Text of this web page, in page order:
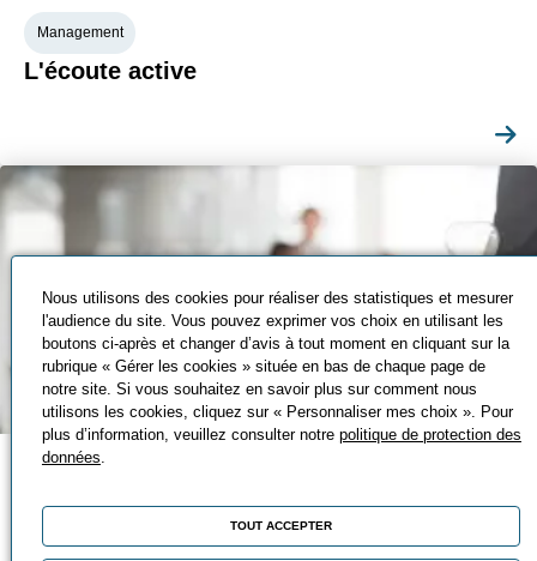
Management
L'écoute active
Le management d’hier, d’aujourd’hui et de
demain
Nous utilisons des cookies pour réaliser des statistiques et mesurer
l'audience du site. Vous pouvez exprimer vos choix en utilisant les
boutons ci-après et changer d’avis à tout moment en cliquant sur la
rubrique « Gérer les cookies » située en bas de chaque page de
notre site. Si vous souhaitez en savoir plus sur comment nous
utilisons les cookies, cliquez sur « Personnaliser mes choix ». Pour
plus d’information, veuillez consulter notre politique de protection des
données
TOUT ACCEPTER